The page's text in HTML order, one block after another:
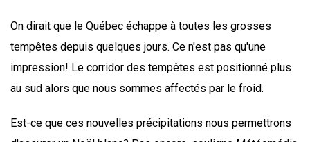
On dirait que le Québec échappe à toutes les grosses
tempêtes depuis quelques jours. Ce n'est pas qu'une
impression! Le corridor des tempêtes est positionné plus
au sud alors que nous sommes affectés par le froid.
Est-ce que ces nouvelles précipitations nous permettrons